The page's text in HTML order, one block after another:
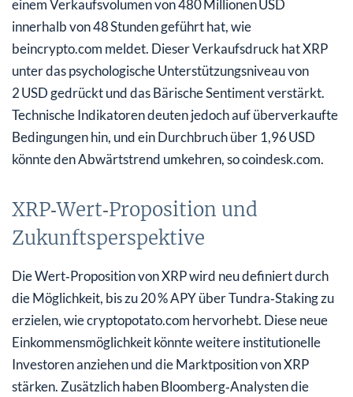
einem Verkaufsvolumen von 480 Millionen USD
innerhalb von 48 Stunden geführt hat, wie
beincrypto.com meldet. Dieser Verkaufsdruck hat XRP
unter das psychologische Unterstützungsniveau von
2 USD gedrückt und das Bärische Sentiment verstärkt.
Technische Indikatoren deuten jedoch auf überverkaufte
Bedingungen hin, und ein Durchbruch über 1,96 USD
könnte den Abwärtstrend umkehren, so coindesk.com.
XRP‑Wert‑Proposition und
Zukunftsperspektive
Die Wert‑Proposition von XRP wird neu definiert durch
die Möglichkeit, bis zu 20 % APY über Tundra‑Staking zu
erzielen, wie cryptopotato.com hervorhebt. Diese neue
Einkommensmöglichkeit könnte weitere institutionelle
Investoren anziehen und die Marktposition von XRP
stärken. Zusätzlich haben Bloomberg‑Analysten die